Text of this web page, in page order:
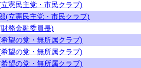
憲民主党・市民クラブ)
(立憲民主党・市民クラブ)
務金融委員長)
望の党・無所属クラブ)
望の党・無所属クラブ)
望の党・無所属クラブ)